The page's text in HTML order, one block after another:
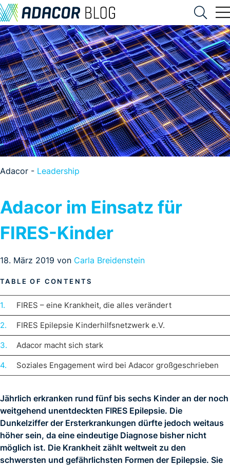
Adacor - Leadership
Adacor im Einsatz für
FIRES-Kinder
18. März 2019 von Carla Breidenstein
FIRES – eine Krankheit, die alles verändert
FIRES Epilepsie Kinderhilfsnetzwerk e.V.
Adacor macht sich stark
Soziales Engagement wird bei Adacor großgeschrieben
Jährlich erkranken rund fünf bis sechs Kinder an der noch
weitgehend unentdeckten FIRES Epilepsie. Die
Dunkelziffer der Ersterkrankungen dürfte jedoch weitaus
höher sein, da eine eindeutige Diagnose bisher nicht
möglich ist. Die Krankheit zählt weltweit zu den
schwersten und gefährlichsten Formen der Epilepsie. Sie